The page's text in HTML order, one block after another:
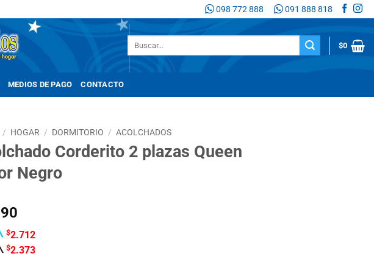
098 772 888 091 888 818
$0
MEDIOS DE PAGO CONTACTO
/ HOGAR / DORMITORIO / ACOLCHADOS
Corderito 2 plazas Queen
Negro
$2.712
$2.373